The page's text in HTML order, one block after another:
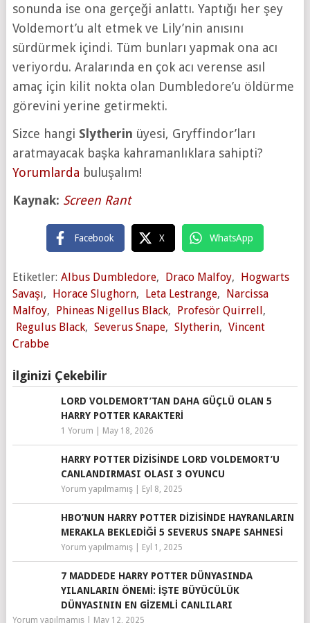
sonunda ise ona gerçeği anlattı. Yaptığı her şey
Voldemort’u alt etmek ve Lily’nin anısını
sürdürmek içindi. Tüm bunları yapmak ona acı
veriyordu. Aralarında en çok acı verense asıl
amaç için kilit nokta olan Dumbledore’u öldürme
görevini yerine getirmekti.
Sizce hangi Slytherin üyesi, Gryffindor’ları
aratmayacak başka kahramanlıklara sahipti?
Yorumlarda buluşalım!
Kaynak: Screen Rant
Facebook X WhatsApp
Etiketler: Albus Dumbledore, Draco Malfoy, Hogwarts
Savaşı, Horace Slughorn, Leta Lestrange, Narcissa
Malfoy, Phineas Nigellus Black, Profesör Quirrell,
Regulus Black, Severus Snape, Slytherin, Vincent
Crabbe
İlginizi Çekebilir
LORD VOLDEMORT’TAN DAHA GÜÇLÜ OLAN 5
HARRY POTTER KARAKTERI
1 Yorum May 18, 2026
HARRY POTTER DIZISINDE LORD VOLDEMORT’U
CANLANDIRMASI OLASI 3 OYUNCU
Yorum yapılmamış| Eyl 8, 2025
HBO’NUN HARRY POTTER DIZISINDE HAYRANLARIN
MERAKLA BEKLEDIĞI 5 SEVERUS SNAPE SAHNESI
Yorum yapılmamış| Eyl 1, 2025
7 MADDEDE HARRY POTTER DÜNYASINDA
YILANLARIN ÖNEMI: İŞTE BÜYÜCÜLÜK
DÜNYASININ EN GIZEMLI CANLILARI
Yorum yapılmamış| May 12, 2025